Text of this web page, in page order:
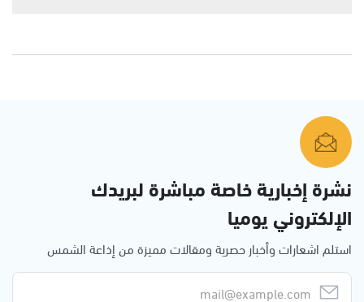
نشرة إخبارية خاصة مباشرة لبريدك
الإلكتروني يوميا
استلم اشعارات وأخبار حصرية ومقالات مميزة من إذاعة الشمس